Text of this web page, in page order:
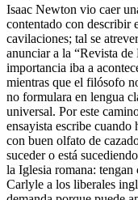
Isaac Newton vio caer
contentado con describir
cavilaciones; tal se
anunciar a la “Revista
importancia iba a
mientras que el filósofo
no formulara en lengua
universal. Por este
ensayista escribe cuando
con buen olfato de
suceder o está
la Iglesia romana:
Carlyle a los liberales